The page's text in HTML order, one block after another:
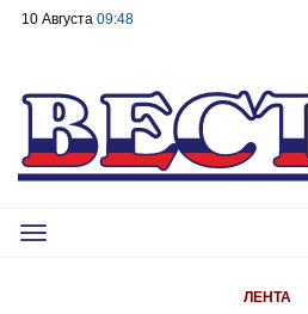
10 Августа 09:48
Toggle
ЛЕНТА